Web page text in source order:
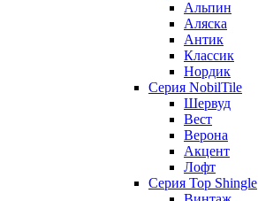
Альпин
Аляска
Антик
Классик
Нордик
Серия NobilTile
Шервуд
Вест
Верона
Акцент
Лофт
Серия Top Shingle